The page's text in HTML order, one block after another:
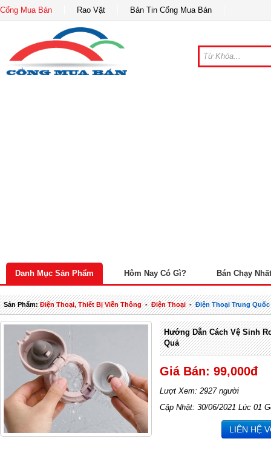
Cổng Mua Bán Rao Vặt Bản Tin Cổng Mua Bán
Danh Mục Sản Phẩm Hôm Nay Có Gì? Bán Chạy Nhất
Sản Phẩm:Điện Thoại, Thiết Bị Viễn Thông-Điện Thoại-Điện Thoại Trung Quốc
Hướng Dẫn Cách Vệ Sinh
Quả
Giá Bán: 99,000đ
Lượt Xem: 2927 người
Cập Nhật: 30/06/2021 Lúc 01
LIÊN HỆ